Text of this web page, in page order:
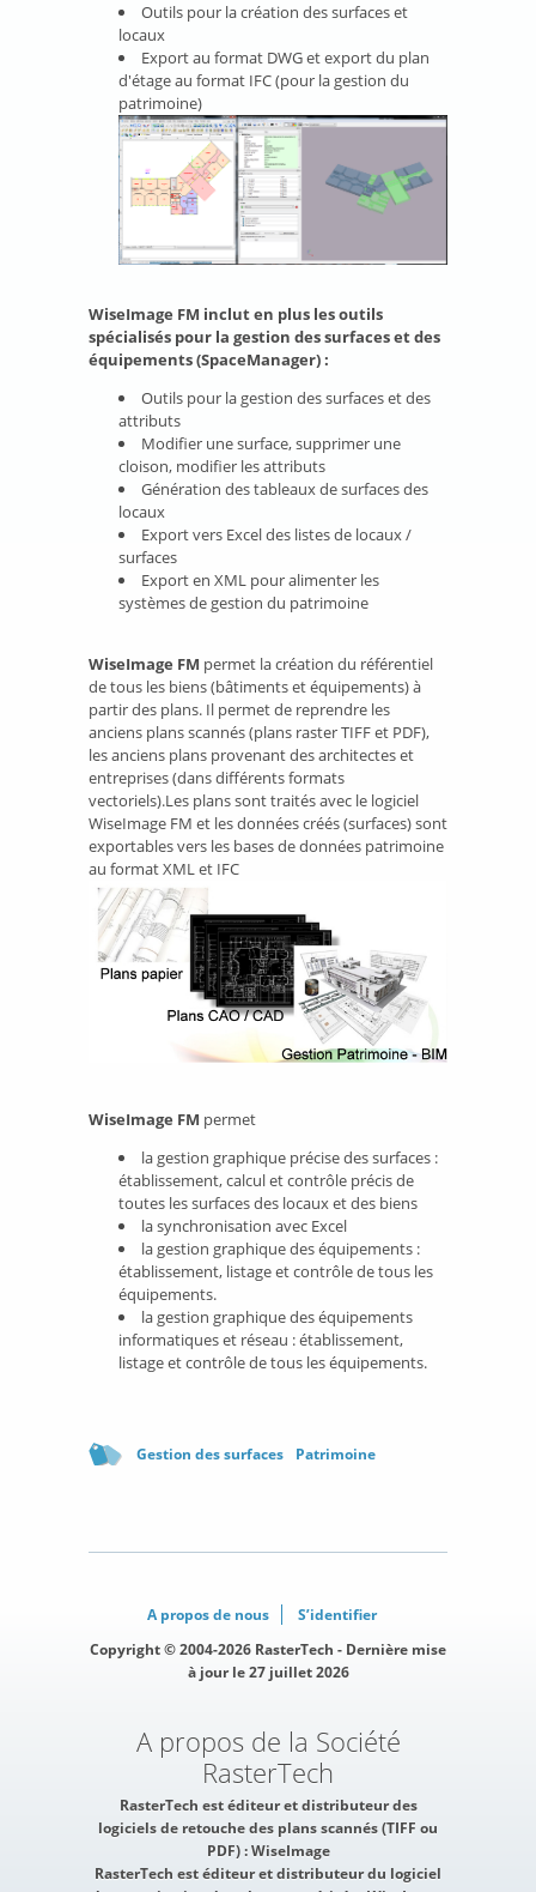
Outils pour la création des surfaces et
locaux
Export au format DWG et export du plan
d'étage au format IFC (pour la gestion du
patrimoine)
WiseImage FM inclut en plus les outils
spécialisés pour la gestion des surfaces et des
équipements (SpaceManager) :
Outils pour la gestion des surfaces et des
attributs
Modifier une surface, supprimer une
cloison, modifier les attributs
Génération des tableaux de surfaces des
locaux
Export vers Excel des listes de locaux /
surfaces
Export en XML pour alimenter les
systèmes de gestion du patrimoine
WiseImage FM permet la création du référentiel
de tous les biens (bâtiments et équipements) à
partir des plans. Il permet de reprendre les
anciens plans scannés (plans raster TIFF et PDF),
les anciens plans provenant des architectes et
entreprises (dans différents formats
vectoriels).Les plans sont traités avec le logiciel
WiseImage FM et les données créés (surfaces) sont
exportables vers les bases de données patrimoine
au format XML et IFC
WiseImage FM permet
la gestion graphique précise des surfaces :
établissement, calcul et contrôle précis de
toutes les surfaces des locaux et des biens
la synchronisation avec Excel
la gestion graphique des équipements :
établissement, listage et contrôle de tous les
équipements.
la gestion graphique des équipements
informatiques et réseau : établissement,
listage et contrôle de tous les équipements.
Gestion des surfaces Patrimoine
A propos de nous
S’identifier
Copyright © 2004-2026 RasterTech - Dernière mise
à jour le 27 juillet 2026
A propos de la Société
RasterTech
RasterTech est éditeur et distributeur des
logiciels de retouche des plans scannés (TIFF ou
PDF) :WiseImage
RasterTech est éditeur et distributeur du logiciel